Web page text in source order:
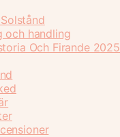
och handling
Och Firande 2025